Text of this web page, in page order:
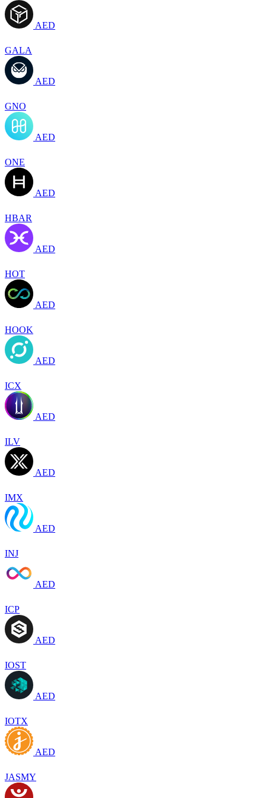
AED
GALA
AED
GNO
AED
ONE
AED
HBAR
AED
HOT
AED
HOOK
AED
ICX
AED
ILV
AED
IMX
AED
INJ
AED
ICP
AED
IOST
AED
IOTX
AED
JASMY